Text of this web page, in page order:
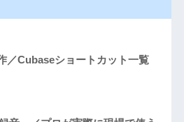
／Cubaseショートカット一覧